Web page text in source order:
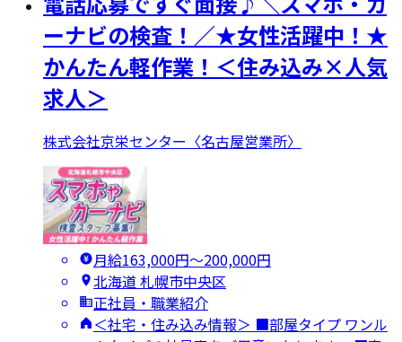
ーナビの検査！／★女性活躍中！★
かんたん軽作業！＜住み込み×人気
求人＞
株式会社京栄センター〈名古屋営業所〉
月給163,000円〜200,000円
北海道 札幌市中央区
正社員・職業紹介
＜社宅・住み込み情報＞ ■部屋タイプ ワンル